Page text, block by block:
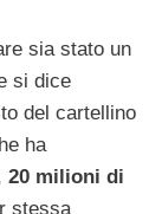
sia stato un
si dice
del cartellino
ha
20 milioni di
stessa